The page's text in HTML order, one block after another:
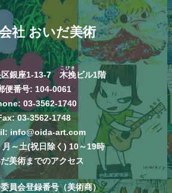
社 おいだ美術
区銀座1-13-7 木挽
こびき
ビル1階
便番号: 104-0061
03-3562-1740
03-3562-1748
info@oida-art.com
～土(祝日除く) 10～19時
美術までのアクセス
員会登録番号（美術商）